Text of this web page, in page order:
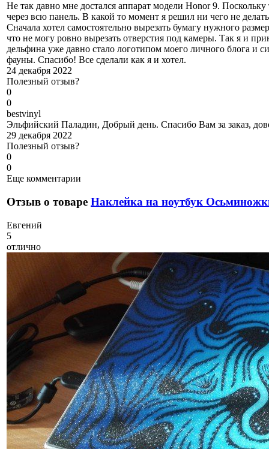
Не так давно мне достался аппарат модели Honor 9.
через всю панель. В какой то момент я решил ни чего не
Сначала хотел самостоятельно вырезать бумагу нужного
что не могу ровно вырезать отверстия под камеры. Так я и
дельфина уже давно стало логотипом моего личного блога и
фауны. Спасибо! Все сделали как я и хотел.
24 декабря 2022
Полезный отзыв?
0
0
bestvinyl
Эльфийский Паладин, Добрый день. Спасибо Вам за заказ,
29 декабря 2022
Полезный отзыв?
0
0
Еще комментарии
Отзыв о товаре Наклейка на ноутбук
Евгений
5
отлично